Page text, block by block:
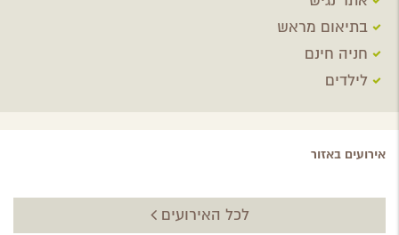
בתיאום מראש
חניה חינם
לילדים
אירועים באזור
לכל האירועים